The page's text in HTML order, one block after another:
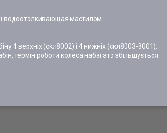
і водооталкивающая мастилом.
4 верхніх (скл8002) і 4 нижніх (скл8003-8001).
термін роботи колеса набагато збільшується.